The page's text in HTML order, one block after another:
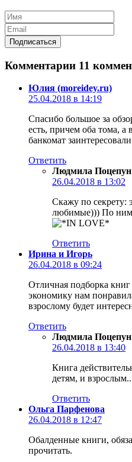
Комментарии 11
Юлия (moreidey.ru)
25.04.2018 в 14:19
Спасибо большое за
есть, причем оба тома,
банкомат
Ответить
Людмила Поцепун
26.04.2018 в 13:02
Скажу по
любимые))) По ним
Ответить
Ирина и Игорь
26.04.2018 в 09:24
Отличная подборка
экономику нам
взрослому будет
Ответить
Людмила Поцепун
26.04.2018 в 13:40
Книга
детям, и
Ответить
Ольга Парфенова
26.04.2018 в 12:47
Обалденные книги,
прочитать.